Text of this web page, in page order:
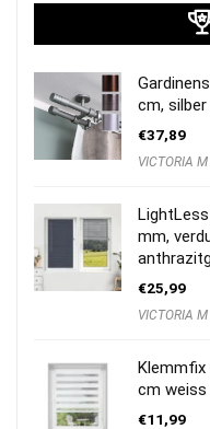
cm, silber
€37,89
VICTORIA M
mm,
€25,99
VICTORIA M
Klemmfix
cm weiss
€11,99